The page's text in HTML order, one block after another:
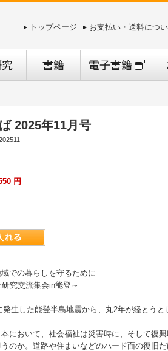
トップページ お支払い・送料につ
2025年11月号
円
での暮らしを守るために
究交流集会in能登～
生した能登半島地震から、丸2年が経とうと
において、社会福祉は災害時に、そして復
のか。道路や住まいなどのハード面の復旧